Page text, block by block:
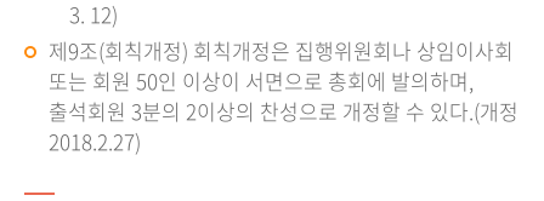
3. 12)
제9조(회칙개정) 회칙개정은 집행위원회나 상임이사회
또는 회원 50인 이상이 서면으로 총회에 발의하며,
출석회원 3분의 2이상의 찬성으로 개정할 수 있다.(개정
2018.2.27)